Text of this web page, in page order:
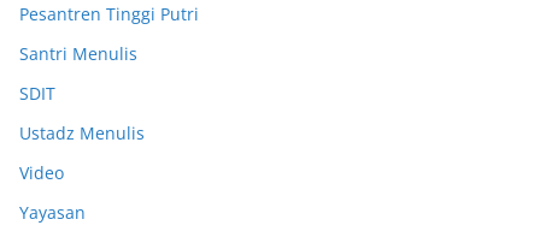
Pesantren Tinggi Putri
Santri Menulis
SDIT
Ustadz Menulis
Video
Yayasan